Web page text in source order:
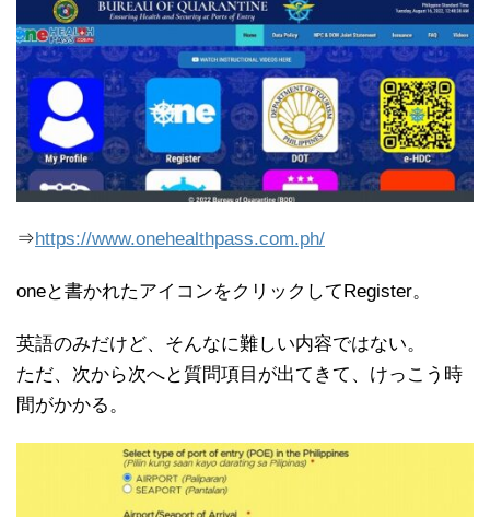
⇒https://www.onehealthpass.com.ph/
oneと書かれたアイコンをクリックしてRegister。
英語のみだけど、そんなに難しい内容ではない。
ただ、次から次へと質問項目が出てきて、けっこう時
間がかかる。